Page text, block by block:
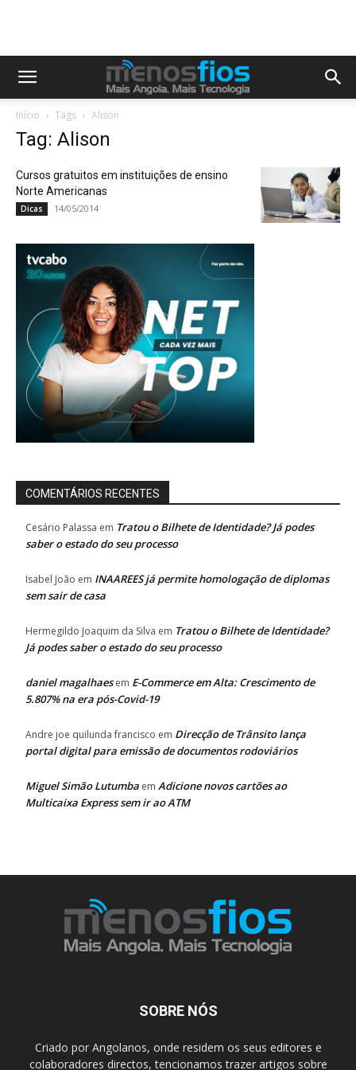
Início Tags Alison
Tag: Alison
Cursos gratuitos em instituições de ensino
Norte Americanas
Dicas 14/05/2014
COMENTÁRIOS RECENTES
Cesário Palassa em Tratou o Bilhete de Identidade? Já podes
saber o estado do seu processo
Isabel João em INAAREES já permite homologação de diplomas
sem sair de casa
Hermegildo Joaquim da Silva em Tratou o Bilhete de Identidade?
Já podes saber o estado do seu processo
daniel magalhaesem E-Commerce em Alta: Crescimento de
5.807% na era pós-Covid-19
Andre joe quilunda francisco em Direcção de Trânsito lança
portal digital para emissão de documentos rodoviários
Miguel Simão Lutumba em Adicione novos cartões ao
Multicaixa Express sem ir ao ATM
SOBRE NÓS
Criado por Angolanos, onde residem os seus editores e
colaboradores directos, tencionamos trazer artigos sobre